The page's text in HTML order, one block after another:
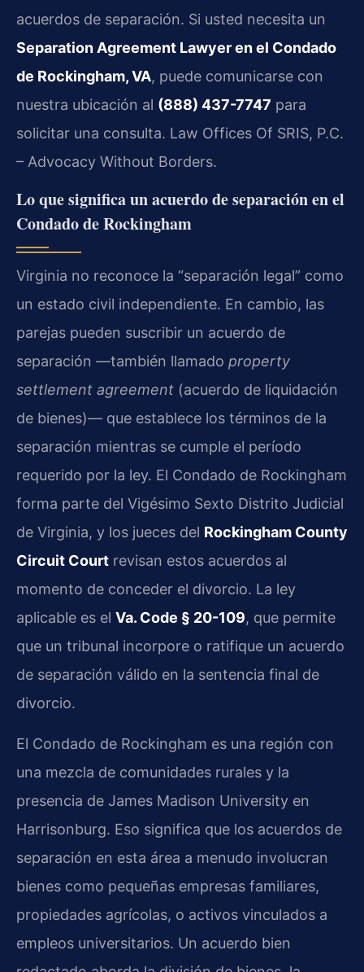
acuerdos de separación. Si usted necesita un
Separation Agreement Lawyer en el Condado
de Rockingham, VA, puede comunicarse con
nuestra ubicación al (888) 437-7747 para
solicitar una consulta. Law Offices Of SRIS, P.C.
– Advocacy Without Borders.
Lo que significa un acuerdo de separación en el
Condado de Rockingham
Virginia no reconoce la “separación legal” como
un estado civil independiente. En cambio, las
parejas pueden suscribir un acuerdo de
separación —también llamado property
settlement agreement (acuerdo de liquidación
de bienes)— que establece los términos de la
separación mientras se cumple el período
requerido por la ley. El Condado de Rockingham
forma parte del Vigésimo Sexto Distrito Judicial
de Virginia, y los jueces del Rockingham County
Circuit Court revisan estos acuerdos al
momento de conceder el divorcio. La ley
aplicable es el Va. Code § 20-109, que permite
que un tribunal incorpore o ratifique un acuerdo
de separación válido en la sentencia final de
divorcio.
El Condado de Rockingham es una región con
una mezcla de comunidades rurales y la
presencia de James Madison University en
Harrisonburg. Eso significa que los acuerdos de
separación en esta área a menudo involucran
bienes como pequeñas empresas familiares,
propiedades agrícolas, o activos vinculados a
empleos universitarios. Un acuerdo bien